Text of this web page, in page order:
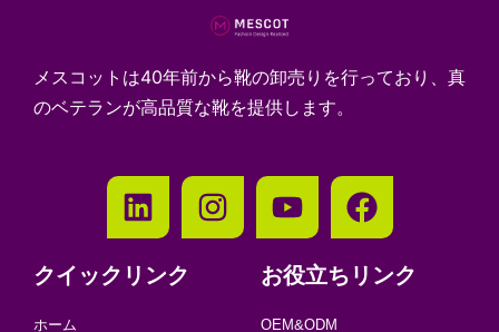
メスコットは40年前から靴の卸売りを行っており、真
のベテランが高品質な靴を提供します。
クイックリンク
ホーム
お役立ちリンク
OEM&ODM